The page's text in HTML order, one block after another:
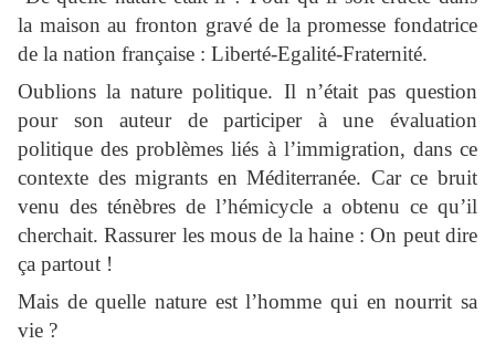
la maison au fronton gravé de la promesse fondatrice
de la nation française : Liberté-Egalité-Fraternité.
Oublions la nature politique. Il n’était pas question
pour son auteur de participer à une évaluation
politique des problèmes liés à l’immigration, dans ce
contexte des migrants en Méditerranée. Car ce bruit
venu des ténèbres de l’hémicycle a obtenu ce qu’il
cherchait. Rassurer les mous de la haine : On peut dire
ça partout !
Mais de quelle nature est l’homme qui en nourrit sa
vie ?